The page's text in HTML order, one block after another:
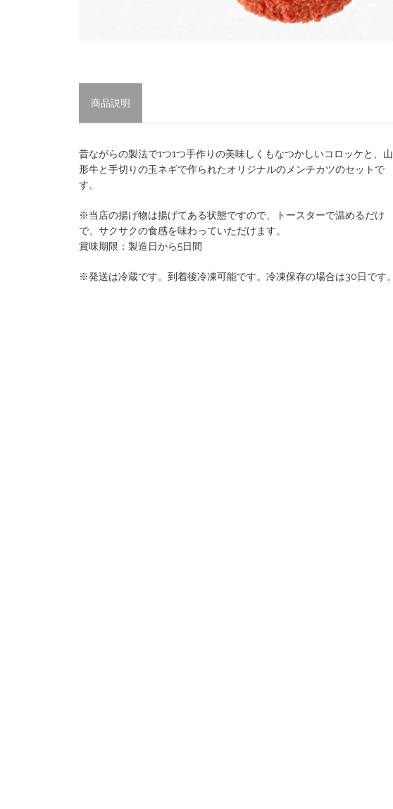
商品説明
昔ながらの製法で1つ1つ手作りの美味しくもなつかしいコロッケと、山
形牛と手切りの玉ネギで作られたオリジナルのメンチカツのセットで
す。
※当店の揚げ物は揚げてある状態ですので、トースターで温めるだけ
で、サクサクの食感を味わっていただけます。
賞味期限：製造日から5日間
※発送は冷蔵です。到着後冷凍可能です。冷凍保存の場合は30日です。